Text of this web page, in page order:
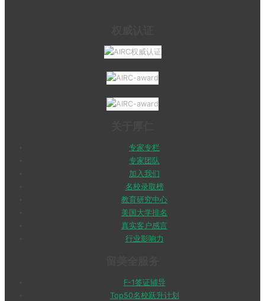
专家专栏
专家团队
加入我们
名校录取榜
教育研究中心
美国大学排名
真实客户感言
行业影响力
F-1签证辅导
Top50名校跃升计划